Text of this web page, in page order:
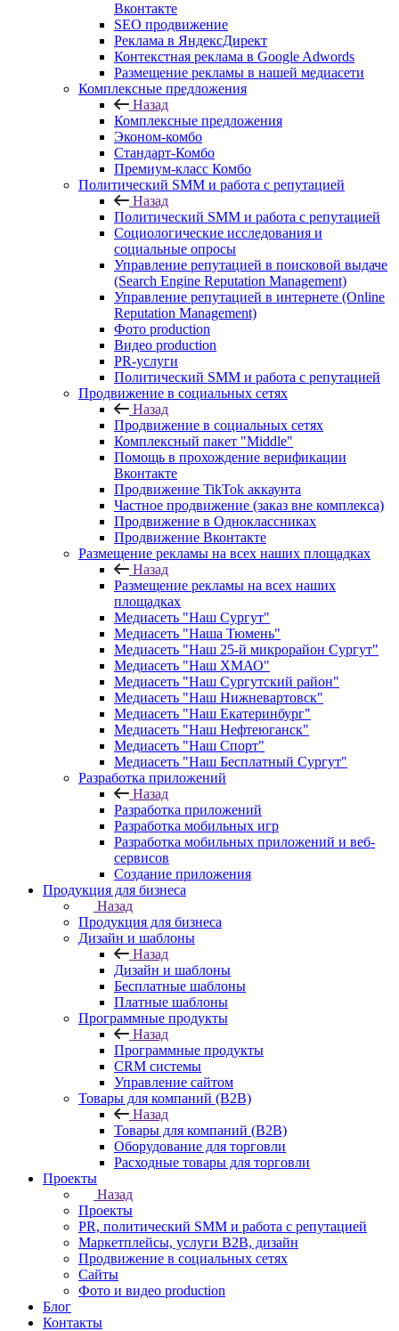
Вконтакте
SEO продвижение
Реклама в ЯндексДирект
Контекстная реклама в Google Adwords
Размещение рекламы в нашей медиасети
Комплексные предложения
Назад
Комплексные предложения
Эконом-комбо
Стандарт-Комбо
Премиум-класс Комбо
Политический SMM и работа с репутацией
Назад
Политический SMM и работа с репутацией
Социологические исследования и
социальные опросы
Управление репутацией в поисковой выдаче
(Search Engine Reputation Management)
Управление репутацией в интернете (Online
Reputation Management)
Фото production
Видео production
PR-услуги
Политический SMM и работа с репутацией
Продвижение в социальных сетях
Назад
Продвижение в социальных сетях
Комплексный пакет "Middle"
Помощь в прохождение верификации
Вконтакте
Продвижение TikTok аккаунта
Частное продвижение (заказ вне комплекса)
Продвижение в Одноклассниках
Продвижение Вконтакте
Размещение рекламы на всех наших площадках
Назад
Размещение рекламы на всех наших
площадках
Медиасеть "Наш Сургут"
Медиасеть "Наша Тюмень"
Медиасеть "Наш 25-й микрорайон Сургут"
Медиасеть "Наш ХМАО"
Медиасеть "Наш Сургутский район"
Медиасеть "Наш Нижневартовск"
Медиасеть "Наш Екатеринбург"
Медиасеть "Наш Нефтеюганск"
Медиасеть "Наш Спорт"
Медиасеть "Наш Бесплатный Сургут"
Разработка приложений
Назад
Разработка приложений
Разработка мобильных игр
Разработка мобильных приложений и веб-
сервисов
Создание приложения
Продукция для бизнеса
Назад
Продукция для бизнеса
Дизайн и шаблоны
Назад
Дизайн и шаблоны
Бесплатные шаблоны
Платные шаблоны
Программные продукты
Назад
Программные продукты
CRM системы
Управление сайтом
Товары для компаний (B2B)
Назад
Товары для компаний (B2B)
Оборудование для торговли
Расходные товары для торговли
Проекты
Назад
Проекты
PR, политический SMM и работа с репутацией
Маркетплейсы, услуги B2B, дизайн
Продвижение в социальных сетях
Сайты
Фото и видео production
Блог
Контакты